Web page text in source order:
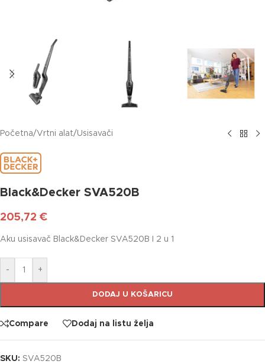
Početna/Vrtni alat/Usisavači
Black&Decker SVA520B
205,72 €
Aku usisavač Black&Decker SVA520B I 2 u 1
- +
DODAJ U KOŠARICU
Compare Dodaj na listu želja
SKU: SVA520B